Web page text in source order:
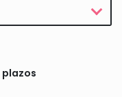
plazos